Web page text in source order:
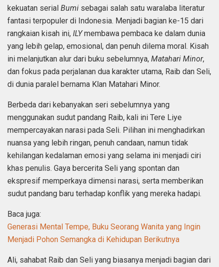
kekuatan serial Bumi sebagai salah satu waralaba literatur
fantasi terpopuler di Indonesia. Menjadi bagian ke-15 dari
rangkaian kisah ini, ILYmembawa pembaca ke dalam dunia
yang lebih gelap, emosional, dan penuh dilema moral. Kisah
ini melanjutkan alur dari buku sebelumnya, Matahari Minor,
dan fokus pada perjalanan dua karakter utama, Raib dan Seli,
di dunia paralel bernama Klan Matahari Minor.
Berbeda dari kebanyakan seri sebelumnya yang
menggunakan sudut pandang Raib, kali ini Tere Liye
mempercayakan narasi pada Seli. Pilihan ini menghadirkan
nuansa yang lebih ringan, penuh candaan, namun tidak
kehilangan kedalaman emosi yang selama ini menjadi ciri
khas penulis. Gaya bercerita Seli yang spontan dan
ekspresif memperkaya dimensi narasi, serta memberikan
sudut pandang baru terhadap konflik yang mereka hadapi.
Baca juga:
Generasi Mental Tempe, Buku Seorang Wanita yang Ingin
Menjadi Pohon Semangka di Kehidupan Berikutnya
Ali, sahabat Raib dan Seli yang biasanya menjadi bagian dari